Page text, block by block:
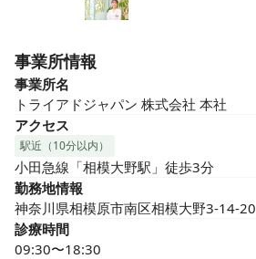
事業所情報
事業所名
トライアドジャパン 株式会社 本社
アクセス
駅近（10分以内）
小田急線「相模大野駅」徒歩3分
勤務地情報
神奈川県相模原市南区相模大野3-14-20
診療時間
09:30〜18:30